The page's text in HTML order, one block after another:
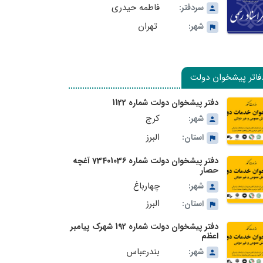
سردفتر: فاطمه حیدری
شهر: تهران
پیشخوان دولت
دفتر پیشخوان دولت شماره 1122
شهر:
کرج
استان: البرز
دفتر پیشخوان دولت شماره 73401036 آغچه
حصار
شهر:
چهارباغ
استان: البرز
دفتر پیشخوان دولت شماره 192 شهرک پیامبر
اعظم
شهر:
بندرعباس